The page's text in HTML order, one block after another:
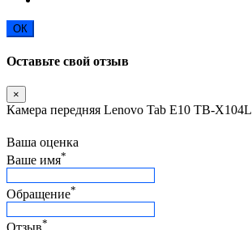
ОК
Оставьте свой отзыв
×
Камера передняя Lenovo Tab E10 TB-X104L
Ваша оценка
Ваше имя*
Обращение*
Отзыв*